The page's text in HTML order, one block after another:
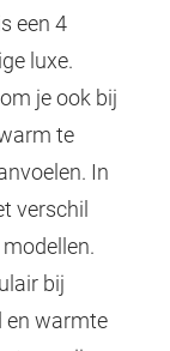
een 4
luxe.
je ook bij
te
In
verschil
bij
en warmte